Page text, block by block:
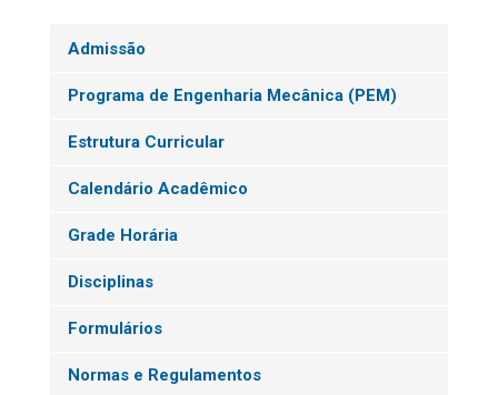
Admissão
Programa de Engenharia Mecânica (PEM)
Estrutura Curricular
Calendário Acadêmico
Grade Horária
Disciplinas
Formulários
Normas e Regulamentos